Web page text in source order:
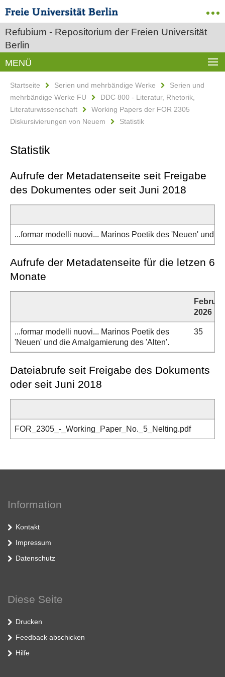
Refubium - Repositorium der Freien Universität
Berlin
MENÜ
Startseite Serien und mehrbändige Werke
Serien und
mehrbändige Werke FU
DDC 800 - Literatur, Rhetorik,
Literaturwissenschaft
Working Papers der FOR 2305
Diskursivierungen von Neuem
Statistik
Statistik
Aufrufe der Metadatenseite seit Freigabe
des Dokumentes oder seit Juni 2018
...formar modelli nuovi... Marinos Poetik des 'Neuen' und
Aufrufe der Metadatenseite für die letzen 6
Monate
Februar
2026
...formar modelli nuovi... Marinos Poetik des
'Neuen' und die Amalgamierung des 'Alten'.
35
Dateiabrufe seit Freigabe des Dokuments
oder seit Juni 2018
FOR_2305_-_Working_Paper_No._5_Nelting.pdf
Information
Kontakt
Impressum
Datenschutz
Diese Seite
Drucken
Feedback abschicken
Hilfe